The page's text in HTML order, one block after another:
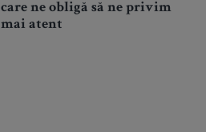
care ne obligă să ne privim
mai atent